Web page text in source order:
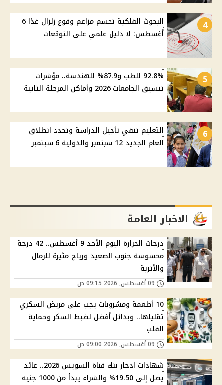
4
البحوث الفلكية تحسم مزاعم وقوع زلزال غدًا 6
أغسطس: لا دليل علمي على التوقعات
5
92.8% للطب و87.9% للهندسة.. مؤشرات
تنسيق الجامعات 2026 وأماكن المرحلة الثانية
6
التعليم تنفي تأجيل الدراسة وتحدد انطلاق
العام الجديد 12 سبتمبر والدولية 6 سبتمبر
الاخبار العامة
درجات الحرارة اليوم الأحد 9 أغسطس.. 42 درجة
محسوسة جنوب الصعيد ورياح مثيرة للرمال
والأتربة
10 أطعمة ومشروبات يجب على مريض السكري
تقليلها.. وبدائل أفضل لضبط السكر وحماية
القلب
شهادات ادخار بنك قناة السويس 2026.. عائد
يصل إلى 19.50% والشراء يبدأ من 1000 جنيه